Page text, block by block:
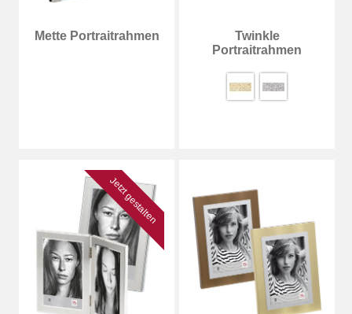
Mette Portraitrahmen
Twinkle
Portraitrahmen
Jetzt gestalten